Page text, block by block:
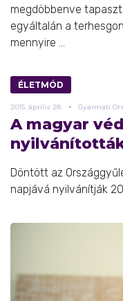
megdöbbenve
egyáltalán a
mennyire ...
ÉLETMÓD
2015. április 28. Gyarmati
A magyar
Döntött az
napjává nyilvánítják